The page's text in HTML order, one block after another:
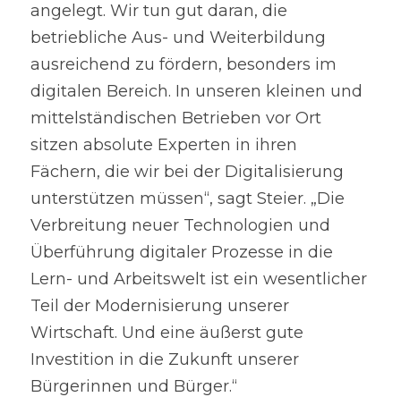
angelegt. Wir tun gut daran, die
betriebliche Aus- und Weiterbildung
ausreichend zu fördern, besonders im
digitalen Bereich. In unseren kleinen und
mittelständischen Betrieben vor Ort
sitzen absolute Experten in ihren
Fächern, die wir bei der Digitalisierung
unterstützen müssen“, sagt Steier. „Die
Verbreitung neuer Technologien und
Überführung digitaler Prozesse in die
Lern- und Arbeitswelt ist ein wesentlicher
Teil der Modernisierung unserer
Wirtschaft. Und eine äußerst gute
Investition in die Zukunft unserer
Bürgerinnen und Bürger.“